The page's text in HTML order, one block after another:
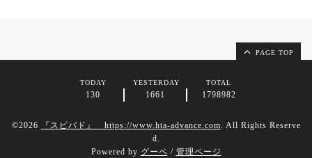
PAGE TOP
TODAY
130
YESTERDAY
1661
TOTAL
1798982
©2026 『スピバド』 https://www.hta-advance.com. All Rights Reserve
d.
Powered by グーペ / 管理ページ